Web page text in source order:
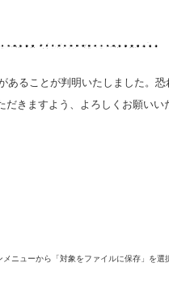
あることが判明いたしました。恐
だきますよう、よろしくお願いい
ニューから「対象をファイルに保存」を選